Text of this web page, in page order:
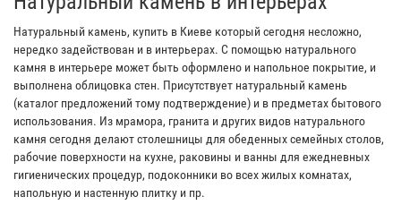
Натуральный камень, купить в Киеве который сегодня несложно,
нередко задействован и в интерьерах. С помощью натурального
камня в интерьере может быть оформлено и напольное покрытие, и
выполнена облицовка стен. Присутствует натуральный камень
(каталог предложений тому подтверждение) и в предметах бытового
использования. Из мрамора, гранита и других видов натурального
камня сегодня делают столешницы для обеденных семейных столов,
рабочие поверхности на кухне, раковины и ванны для ежедневных
гигиенических процедур, подоконники во всех жилых комнатах,
напольную и настенную плитку и пр.